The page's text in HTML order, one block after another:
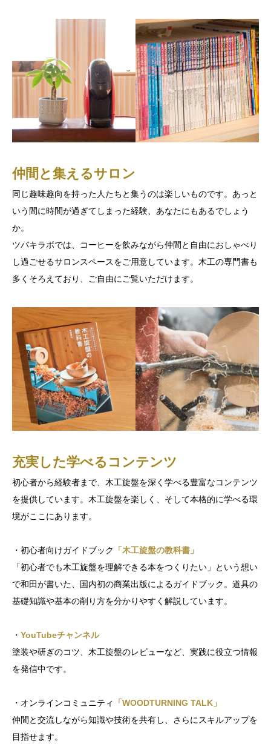
仲間と集えるサロン
同じ趣味趣向を持った人たちと集うのは楽しいものです。あっと
いう間に時間が過ぎてしまった経験、あなたにもあるでしょう
か。
ツバキラボでは、コーヒーを飲みながら仲間と自由におしゃべり
し過ごせるサロンスペースをご用意しています。木工の専門書も
多くそろえており、ご自由にご覧いただけます。
充実した学べるコンテンツ
初心者から経験者まで、木工旋盤を深く学べる豊富なコンテンツ
を提供しています。木工旋盤を楽しく、そして本格的に学べる環
境がここにあります。
・初心者向けガイドブック
「木工旋盤の教科書」
「初心者でも木工旋盤を理解できる本をつくりたい」という想い
で和田が書いた、国内初の商業出版によるガイドブック。道具の
基礎知識や基本の削り方を分かりやすく解説しています。
・ YouTubeチャンネル
塗装や研ぎのコツ、木工旋盤のレビューなど、実践に役立つ情報
を発信中です。
・オンラインコミュニティ
「WOODTURNING TALK」
仲間と交流しながら知識や技術を共有し、さらにスキルアップを
目指せます。